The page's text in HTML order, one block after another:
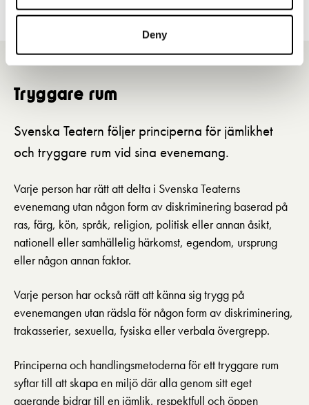
Deny
Tryggare rum
Svenska Teatern följer principerna för jämlikhet
och tryggare rum vid sina evenemang.
Varje person har rätt att delta i Svenska Teaterns
evenemang utan någon form av diskriminering baserad på
ras, färg, kön, språk, religion, politisk eller annan åsikt,
nationell eller samhällelig härkomst, egendom, ursprung
eller någon annan faktor.
Varje person har också rätt att känna sig trygg på
evenemangen utan rädsla för någon form av diskriminering,
trakasserier, sexuella, fysiska eller verbala övergrepp.
Principerna och handlingsmetoderna för ett tryggare rum
syftar till att skapa en miljö där alla genom sitt eget
agerande bidrar till en jämlik, respektfull och öppen